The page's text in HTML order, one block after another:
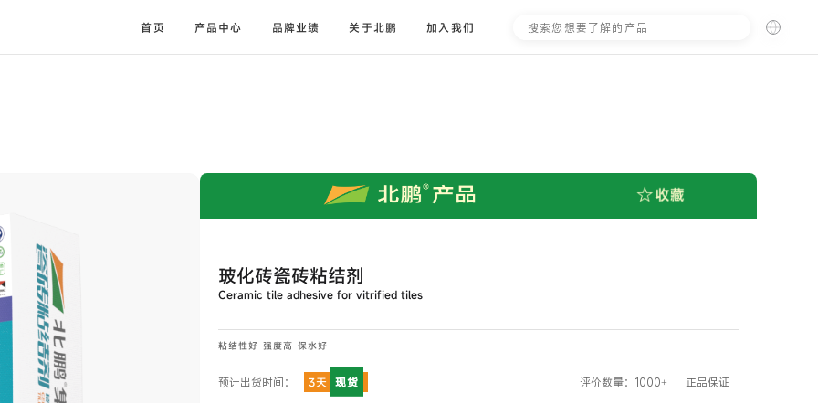
首页 产品中心 品牌业绩 关于北鹏 加入我们
搜
索
玻化砖瓷砖粘结剂
Ceramic tile adhesive for vitrified tiles
粘结性好 强度高 保水好
预计出货时间： 3天 现货 评价数量：1000+ 正品保证